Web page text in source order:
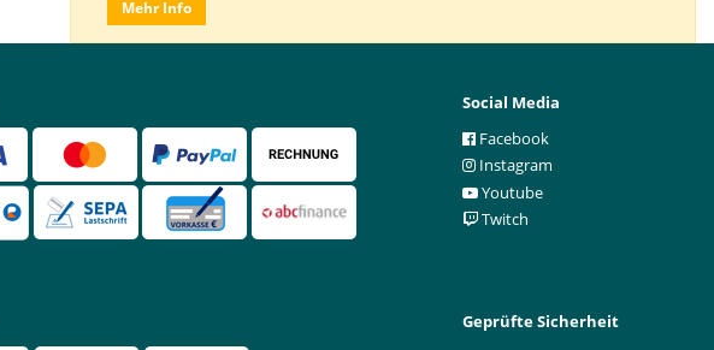
Mehr Info
Social Media
Facebook
Instagram
Youtube
Twitch
Geprüfte Sicherheit